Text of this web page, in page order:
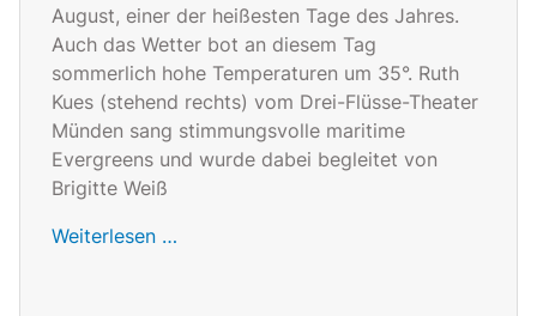
August, einer der heißesten Tage des Jahres.
Auch das Wetter bot an diesem Tag
sommerlich hohe Temperaturen um 35°. Ruth
Kues (stehend rechts) vom Drei-Flüsse-Theater
Münden sang stimmungsvolle maritime
Evergreens und wurde dabei begleitet von
Brigitte Weiß
Weiterlesen …